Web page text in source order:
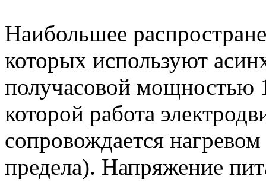
Наибольшее
которых используют
получасовой
которой работа
сопровождается
предела). Напряжение